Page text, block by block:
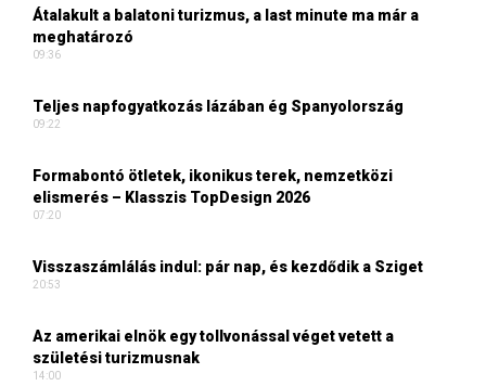
Átalakult a balatoni turizmus, a last minute ma már a
meghatározó
09:36
Teljes napfogyatkozás lázában ég Spanyolország
09:22
Formabontó ötletek, ikonikus terek, nemzetközi
elismerés – Klasszis TopDesign 2026
07:20
Visszaszámlálás indul: pár nap, és kezdődik a Sziget
20:53
Az amerikai elnök egy tollvonással véget vetett a
születési turizmusnak
14:00